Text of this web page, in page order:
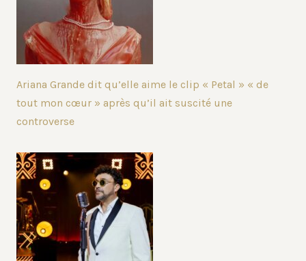
Ariana Grande dit qu’elle aime le clip « Petal » « de
tout mon cœur » après qu’il ait suscité une
controverse